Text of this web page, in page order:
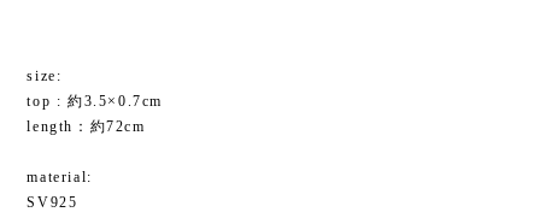
size:
top : 約3.5×0.7cm
length：約72cm
material:
SV925